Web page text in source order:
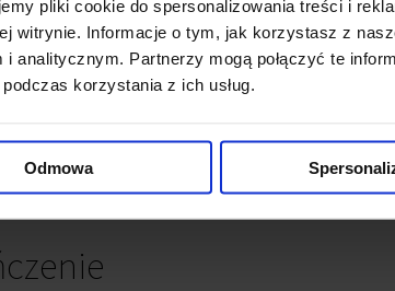
pliki cookie do spersonalizowania treści i
witrynie. Informacje o tym, jak korzystasz z
i analitycznym. Partnerzy mogą połączyć te
korzystania z ich usług.
Odmowa
w Balicach zajmuje zaledwie
powstaje także linia tramwajowa
W pobliżu znajdują się także
Centrum Handlowe Krokus, Aqua